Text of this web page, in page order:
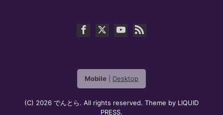
Mobile Desktop
(C) 2026 でんとら. All rights reserved. Theme by LIQUID
PRESS.